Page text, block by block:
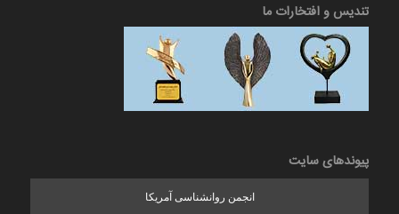
تندیس و افتخارات ما
پیوندهای سایت
انجمن روانشناسی آمریکا